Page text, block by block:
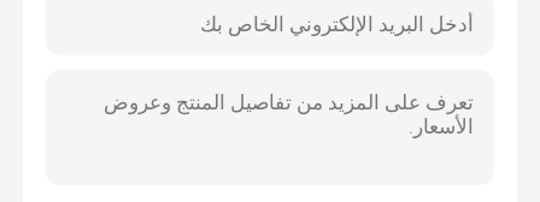
سائل Isopar H.
سائل آيزوبار جي